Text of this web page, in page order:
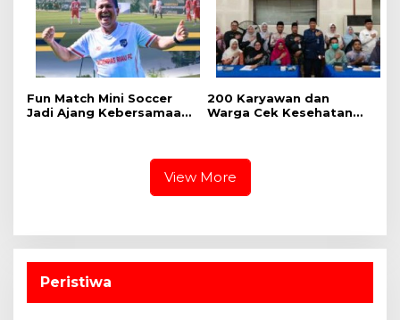
Fun Match Mini Soccer
Jadi Ajang Kebersamaan
‎200 Karyawan dan
Warga Cek Kesehatan
View More
Peristiwa